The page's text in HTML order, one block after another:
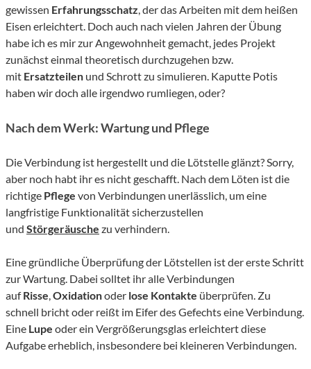
gewissen Erfahrungsschatz , der das Arbeiten mit dem heißen
Eisen erleichtert. Doch auch nach vielen Jahren der Übung
habe ich es mir zur Angewohnheit gemacht, jedes Projekt
zunächst einmal theoretisch durchzugehen bzw.
mit Ersatzteilen und Schrott zu simulieren. Kaputte Potis
haben wir doch alle irgendwo rumliegen, oder?
Nach dem Werk: Wartung und Pflege
Die Verbindung ist hergestellt und die Lötstelle glänzt? Sorry,
aber noch habt ihr es nicht geschafft. Nach dem Löten ist die
richtige Pflege von Verbindungen unerlässlich, um eine
langfristige Funktionalität sicherzustellen
und Störgeräusche zu verhindern.
Eine gründliche Überprüfung der Lötstellen ist der erste Schritt
zur Wartung. Dabei solltet ihr alle Verbindungen
aufRisse Oxidationoder lose Kontakte überprüfen. Zu
schnell bricht oder reißt im Eifer des Gefechts eine Verbindung.
Eine Lupe oder ein Vergrößerungsglas erleichtert diese
Aufgabe erheblich, insbesondere bei kleineren Verbindungen.